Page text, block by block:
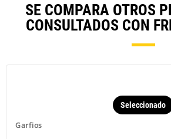
SE COMPARA OTROS
CONSULTADOS CON
Garfios
Seleccionado